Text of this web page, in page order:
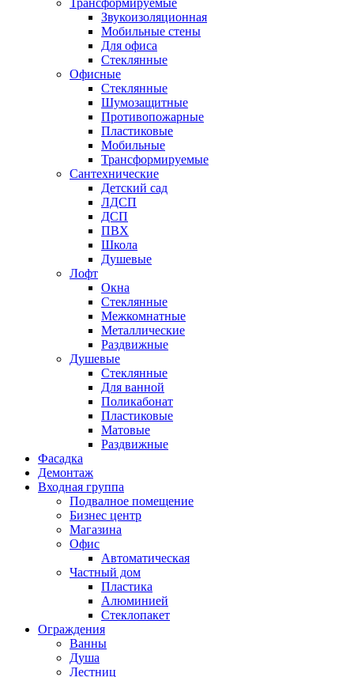
Трансформируемые
Звукоизоляционная
Мобильные стены
Для офиса
Стеклянные
Офисные
Стеклянные
Шумозащитные
Противопожарные
Пластиковые
Мобильные
Трансформируемые
Сантехнические
Детский сад
ЛДСП
ДСП
ПВХ
Школа
Душевые
Лофт
Окна
Стеклянные
Межкомнатные
Металлические
Раздвижные
Душевые
Стеклянные
Для ванной
Поликабонат
Пластиковые
Матовые
Раздвижные
Фасадка
Демонтаж
Входная группа
Подвалное помещение
Бизнес центр
Магазина
Офис
Автоматическая
Частный дом
Пластика
Алюминией
Стеклопакет
Ограждения
Ванны
Душа
Лестниц